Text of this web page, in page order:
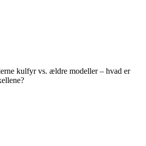
kulfyr vs. ældre modeller – hvad er